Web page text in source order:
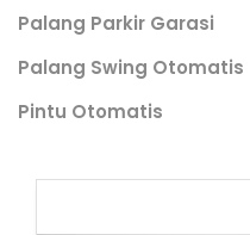
Palang Parkir Garasi
Palang Swing Otomatis
Pintu Otomatis